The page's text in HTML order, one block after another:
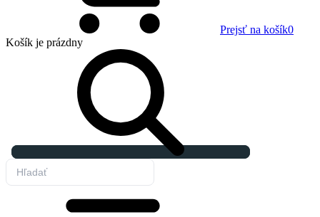
Prejsť na košík0
Košík je prázdny